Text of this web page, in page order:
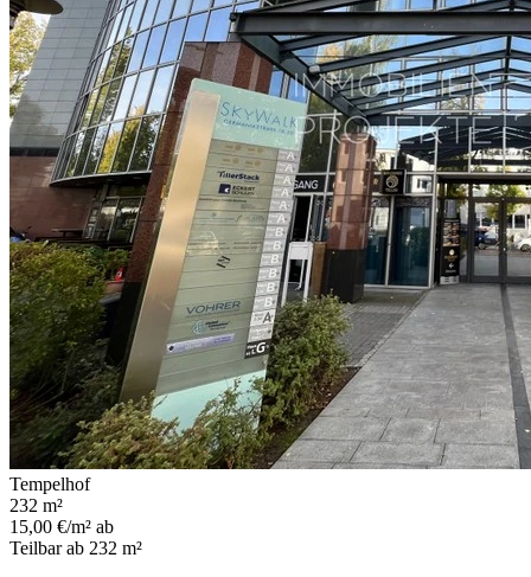
Tempelhof
232 m²
15,00 €/m² ab
Teilbar ab 232 m²